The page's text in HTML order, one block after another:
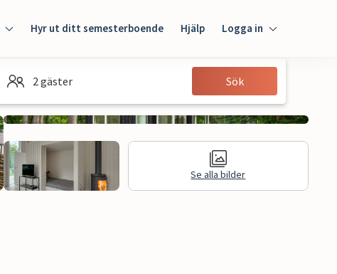
Hyr ut ditt semesterboende Hjälp Logga in
Gäst
2 gäster Sök
Se alla bilder